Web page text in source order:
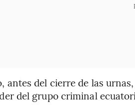
antes del cierre de las
del grupo criminal